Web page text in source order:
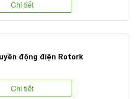
Chi tiết
động điện Rotork
Chi tiết